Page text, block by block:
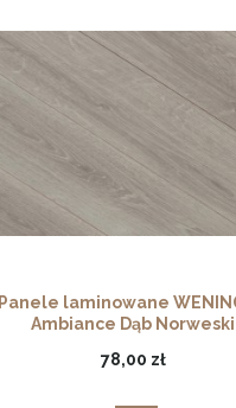
Panele laminowane
Ambiance Dąb Norweski
78,00 zł